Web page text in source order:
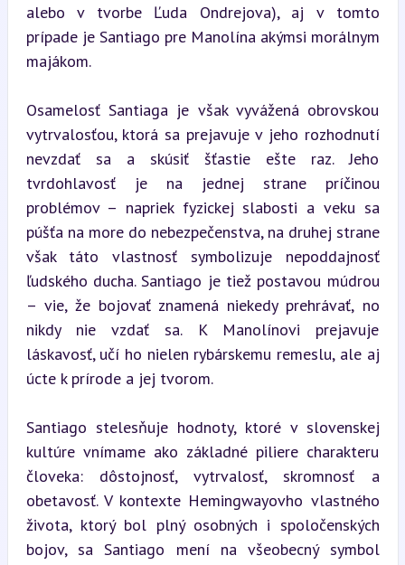
alebo v tvorbe Ľuda Ondrejova), aj v tomto
prípade je Santiago pre Manolína akýmsi morálnym
majákom.
Osamelosť Santiaga je však vyvážená obrovskou
vytrvalosťou, ktorá sa prejavuje v jeho rozhodnutí
nevzdať sa a skúsiť šťastie ešte raz. Jeho
tvrdohlavosť je na jednej strane príčinou
problémov – napriek fyzickej slabosti a veku sa
púšťa na more do nebezpečenstva, na druhej strane
však táto vlastnosť symbolizuje nepoddajnosť
ľudského ducha. Santiago je tiež postavou múdrou
– vie, že bojovať znamená niekedy prehrávať, no
nikdy nie vzdať sa. K Manolínovi prejavuje
láskavosť, učí ho nielen rybárskemu remeslu, ale aj
úcte k prírode a jej tvorom.
Santiago stelesňuje hodnoty, ktoré v slovenskej
kultúre vnímame ako základné piliere charakteru
človeka: dôstojnosť, vytrvalosť, skromnosť a
obetavosť. V kontexte Hemingwayovho vlastného
života, ktorý bol plný osobných i spoločenských
bojov, sa Santiago mení na všeobecný symbol